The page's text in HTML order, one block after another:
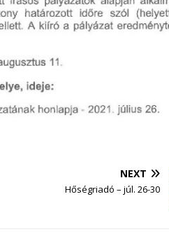
NEXT
Hőségriadó – júl. 26-30